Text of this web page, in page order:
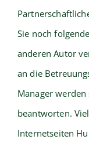
Sie noch
anderen Autor
an die
Manager
beantworten.
Internetseiten